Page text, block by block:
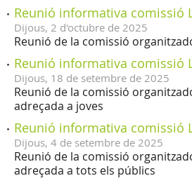
Reunió informativa comissió
Dijous, 2 d'octubre de 2025
Reunió de la comissió
Reunió informativa comissió
Dijous, 18 de setembre de 2025
Reunió de la comissió
adreçada a joves
Reunió informativa comissió
Dijous, 4 de setembre de 2025
Reunió de la comissió
adreçada a tots els públics